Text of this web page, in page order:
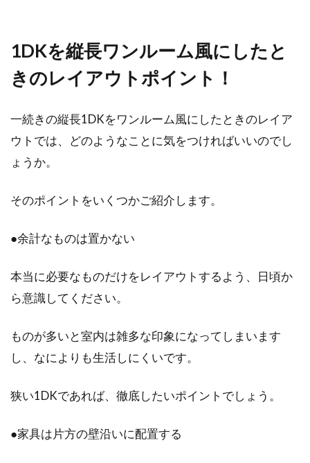
1DKを縦長ワンルーム風にしたと
きのレイアウトポイント！
一続きの縦長1DKをワンルーム風にしたときのレイア
ウトでは、どのようなことに気をつければいいのでし
ょうか。
そのポイントをいくつかご紹介します。
●余計なものは置かない
本当に必要なものだけをレイアウトするよう、日頃か
ら意識してください。
ものが多いと室内は雑多な印象になってしまいます
し、なによりも生活しにくいです。
狭い1DKであれば、徹底したいポイントでしょう。
●家具は片方の壁沿いに配置する